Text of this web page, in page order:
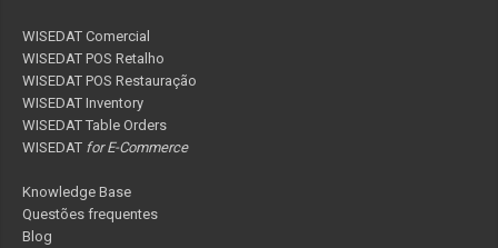
WISEDAT Comercial
WISEDAT POS Retalho
WISEDAT POS Restauração
WISEDAT Inventory
WISEDAT Table Orders
WISEDAT for E-Commerce
Knowledge Base
Questões frequentes
Blog